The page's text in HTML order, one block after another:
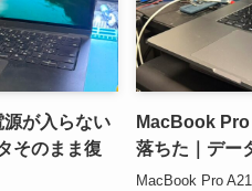
が入らない
そのまま復
MacBook
落ちた｜デー
MacBook Pro